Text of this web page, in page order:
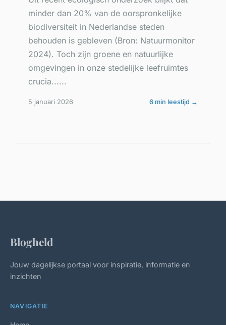
minder dan 20% van de oorspronkelijke
biodiversiteit in Nederlandse steden
behouden is gebleven (Bron: Natuurmonitor
2024). Toch zijn groene en natuurlijke
omgevingen in onze stedelijke leefruimtes
crucia......
5 januari 2026 6 min leestijd →
Blogheld
Jouw dagelijkse portaal voor inspiratie, informatie en
inzichten
NAVIGATIE